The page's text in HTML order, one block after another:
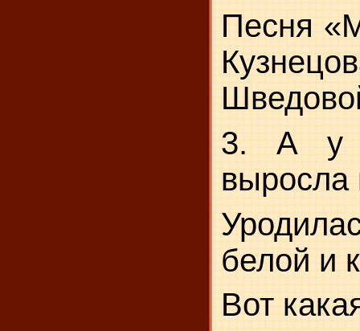
Песня
3. А у
выросла
белой и
Вот